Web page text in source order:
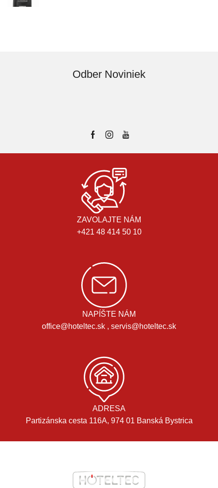
Odber Noviniek
ZAVOLAJTE NÁM
+421 48 414 50 10
NAPÍŠTE NÁM
office@hoteltec.sk , servis@hoteltec.sk
ADRESA
Partizánska cesta 116A, 974 01 Banská Bystrica